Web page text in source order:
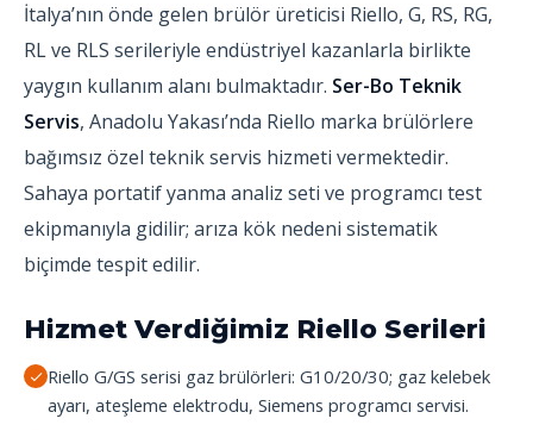
İtalya’nın önde gelen brülör üreticisi Riello, G, RS, RG,
RL ve RLS serileriyle endüstriyel kazanlarla birlikte
yaygın kullanım alanı bulmaktadır. Ser-Bo Teknik
Servis, Anadolu Yakası’nda Riello marka brülörlere
bağımsız özel teknik servis hizmeti vermektedir.
Sahaya portatif yanma analiz seti ve programcı test
ekipmanıyla gidilir; arıza kök nedeni sistematik
biçimde tespit edilir.
Hizmet Verdiğimiz Riello Serileri
Riello G/GS serisi gaz brülörleri: G10/20/30; gaz kelebek
ayarı, ateşleme elektrodu, Siemens programcı servisi.